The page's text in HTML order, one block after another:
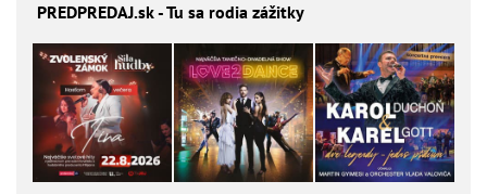
PREDPREDAJ.sk - Tu sa rodia zážitky